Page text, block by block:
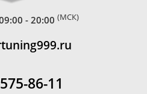
- 20:00 (МСК)
86-11